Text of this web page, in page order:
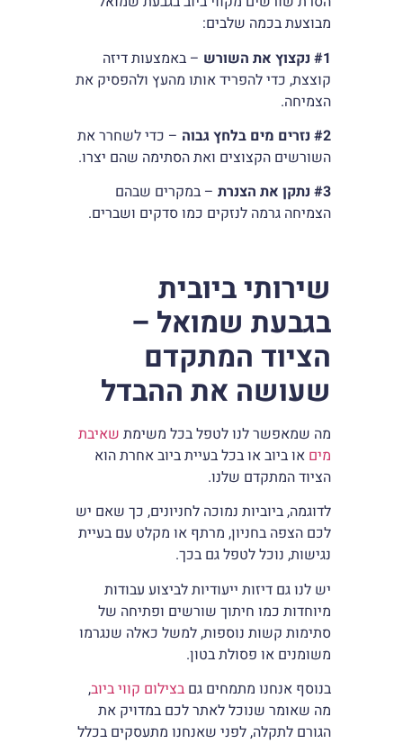
מבוצעת בכמה שלבים:
#1 נקצוץ את השורש – באמצעות דיזה
קוצצת, כדי להפריד אותו מהעץ ולהפסיק את
הצמיחה.
#2 נזרים מים בלחץ גבוה – כדי לשחרר את
השורשים הקצוצים ואת הסתימה שהם יצרו.
#3 נתקן את הצנרת– במקרים שבהם
הצמיחה גרמה לנזקים כמו סדקים ושברים.
שירותי ביובית
בגבעת שמואל –
הציוד המתקדם
שעושה את ההבדל
מה שמאפשר לנו לטפל בכל משימת שאיבת
מים או ביוב או בכל בעיית ביוב אחרת הוא
הציוד המתקדם שלנו.
לדוגמה, ביוביות נמוכה לחניונים, כך שאם יש
לכם הצפה בחניון, מרתף או מקלט עם בעיית
נגישות, נוכל לטפל גם בכך.
יש לנו גם דיזות ייעודיות לביצוע עבודות
מיוחדות כמו חיתוך שורשים ופתיחה של
סתימות קשות נוספות, למשל כאלה שנגרמו
משומנים או פסולת בטון.
בנוסף אנחנו מתמחים גם בצילום קווי ביוב,
מה שאומר שנוכל לאתר לכם במדויק את
הגורם לתקלה, לפני שאנחנו מתעסקים בכלל